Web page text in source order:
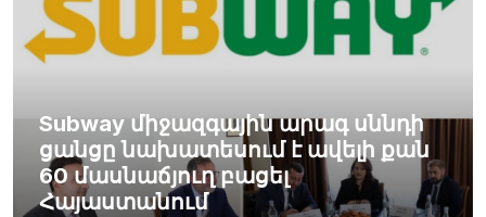
Subway միջազգային արագ սննդի
ցանցը նախատեսում է ավելի քան
60 մասնաճյուղ բացել
Հայաստանում